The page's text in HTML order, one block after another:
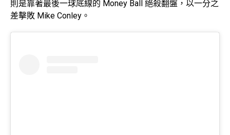
則是靠著最後一球底線的 Money Ball 絕殺翻盤，以一分之
差擊敗 Mike Conley。